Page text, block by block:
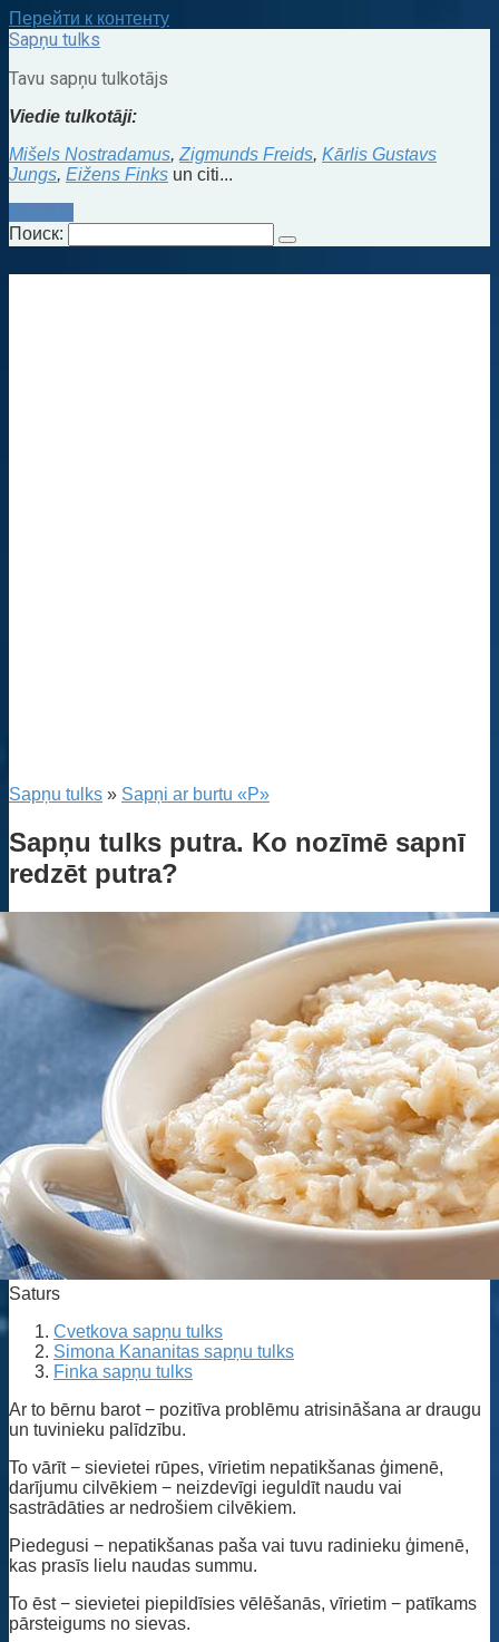
Перейти к контенту
Sapņu tulks
Tavu sapņu tulkotājs
Viedie tulkotāji:
Mišels Nostradamus, Zigmunds Freids, Kārlis Gustavs
Jungs, Eižens Finks un citi...
Kontakti
Поиск:
Sapņu tulks » Sapņi ar burtu «P»
Sapņu tulks putra. Ko nozīmē sapnī
redzēt putra?
Saturs
Cvetkova sapņu tulks
Simona Kananitas sapņu tulks
Finka sapņu tulks
Ar to bērnu barot − pozitīva problēmu atrisināšana ar draugu
un tuvinieku palīdzību.
To vārīt − sievietei rūpes, vīrietim nepatikšanas ģimenē,
darījumu cilvēkiem − neizdevīgi ieguldīt naudu vai
sastrādāties ar nedrošiem cilvēkiem.
Piedegusi − nepatikšanas paša vai tuvu radinieku ģimenē,
kas prasīs lielu naudas summu.
To ēst − sievietei piepildīsies vēlēšanās, vīrietim − patīkams
pārsteigums no sievas.